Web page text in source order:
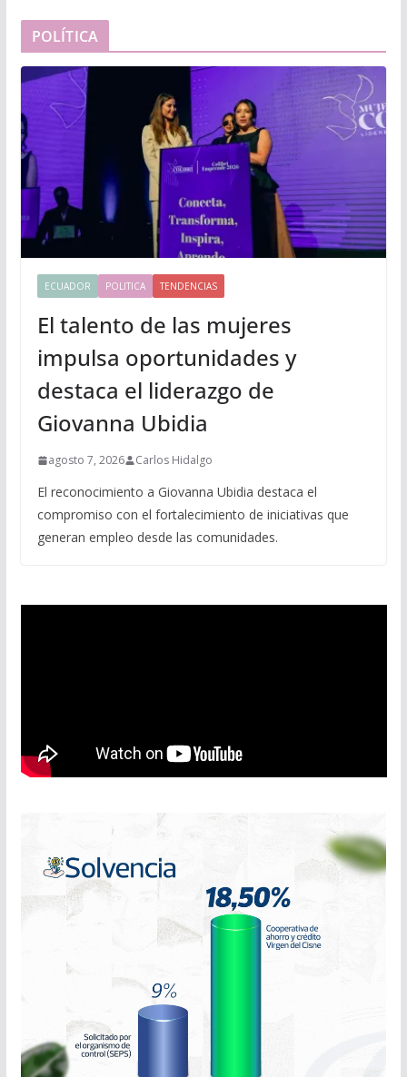
POLÍTICA
ECUADOR POLITICA TENDENCIAS
El talento de las mujeres
impulsa oportunidades y
destaca el liderazgo de
Giovanna Ubidia
agosto 7, 2026 Carlos Hidalgo
El reconocimiento a Giovanna Ubidia destaca el
compromiso con el fortalecimiento de iniciativas que
generan empleo desde las comunidades.